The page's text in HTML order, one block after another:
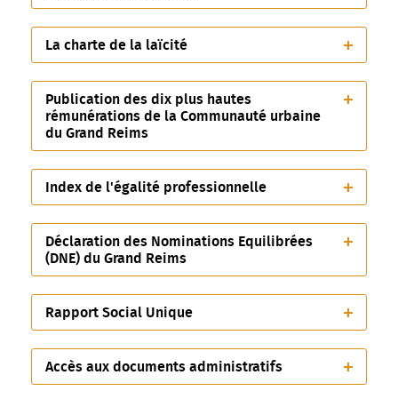
La charte de la laïcité
Publication des dix plus hautes
rémunérations de la Communauté urbaine
du Grand Reims
Index de l'égalité professionnelle
Déclaration des Nominations Equilibrées
(DNE) du Grand Reims
Rapport Social Unique
Accès aux documents administratifs